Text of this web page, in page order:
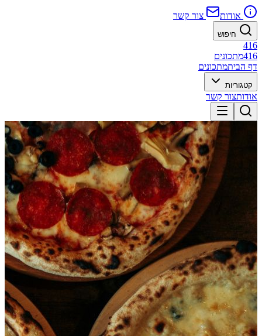
אודות צור קשר
חיפוש
416
416מתכונים
דף הביתמתכונים
קטגוריות
אודותצור קשר